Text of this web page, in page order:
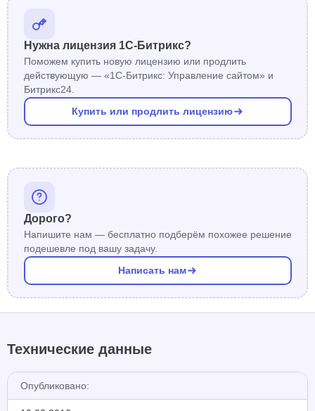
Нужна лицензия 1С-Битрикс?
Поможем купить новую лицензию или продлить
действующую — «1С-Битрикс: Управление сайтом» и
Битрикс24.
Купить или продлить лицензию
Дорого?
Напишите нам — бесплатно подберём похожее решение
подешевле под вашу задачу.
Написать нам
Технические данные
Опубликовано: